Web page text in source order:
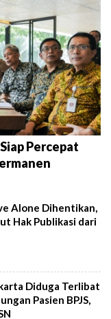
Percepat
Alone Dihentikan,
Hak Publikasi dari
Diduga Terlibat
Pasien BPJS,